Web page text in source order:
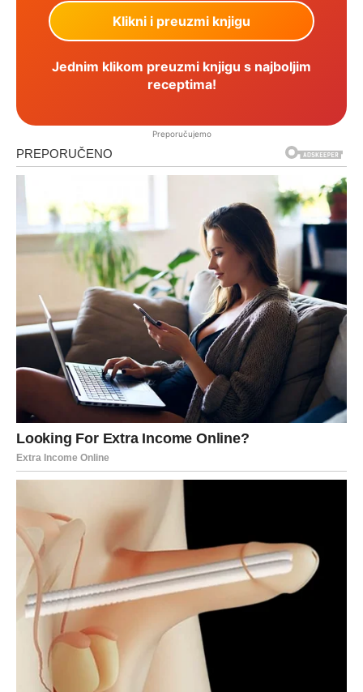
Jednim klikom preuzmi knjigu s najboljim
receptima!
Preporučujemo